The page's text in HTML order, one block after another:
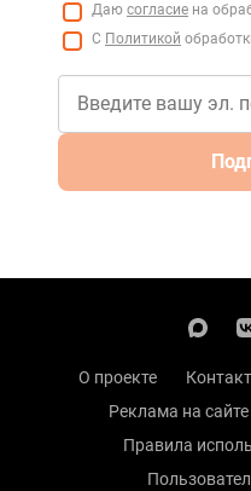
Даю согласие на
С Политикой
О проекте
Реклама на сайте
Правила